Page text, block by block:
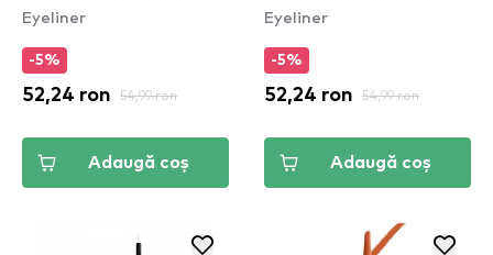
Stitch
Eyeliner
-5%
52,24 ron 54,99 ron
Adaugă coș
Mid(night) Rise
Eyeliner
-5%
52,24 ron 54,99 ron
Adaugă coș